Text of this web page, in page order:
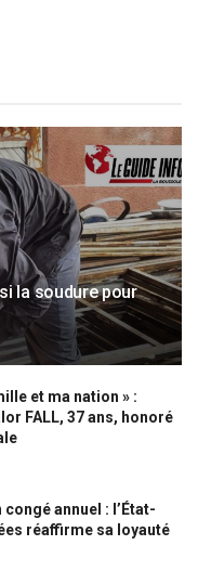
la soudure pour
et ma nation » :
FALL, 37 ans, honoré
annuel : l’État-
réaffirme sa loyauté